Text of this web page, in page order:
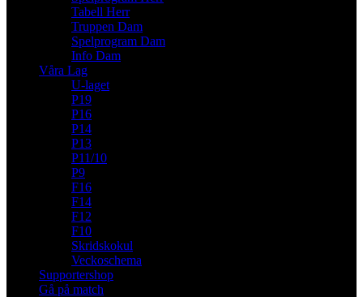
Tabell Herr
Truppen Dam
Spelprogram Dam
Info Dam
Våra Lag
U-laget
P19
P16
P14
P13
P11/10
P9
F16
F14
F12
F10
Skridskokul
Veckoschema
Supportershop
Gå på match